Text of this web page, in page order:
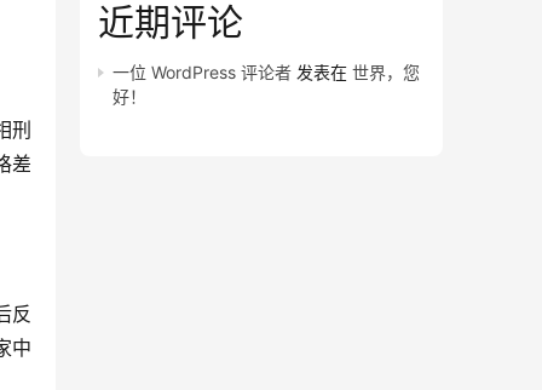
刑
差
反
中
近期评论
一位 WordPress 评论者 发表在 世界，您
好！